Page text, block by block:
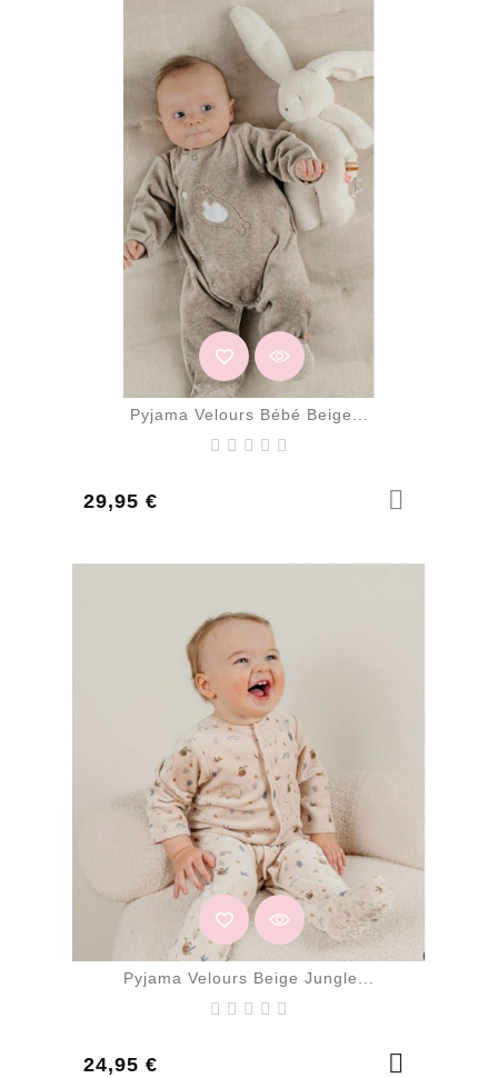
Pyjama Velours Bébé Beige...
29,95 €
Prix
Pyjama Velours Beige Jungle...
24,95 €
Prix